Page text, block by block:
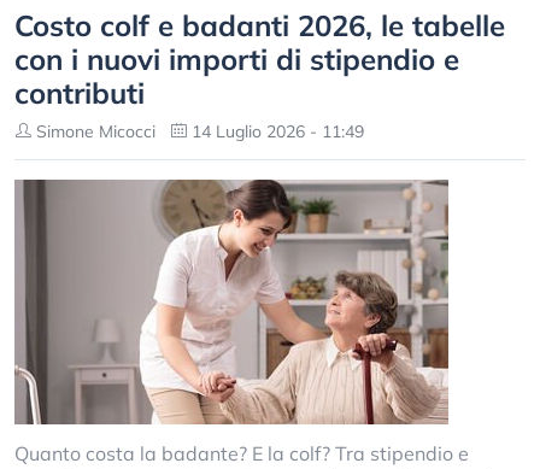
Costo colf e badanti 2026, le tabelle
con i nuovi importi di stipendio e
contributi
Simone Micocci 14 Luglio 2026 - 11:49
Quanto costa la badante? E la colf? Tra stipendio e